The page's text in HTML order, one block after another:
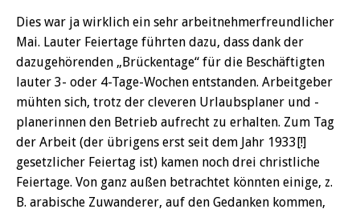
Dies war ja wirklich ein sehr arbeitnehmerfreundlicher
Mai. Lauter Feiertage führten dazu, dass dank der
dazugehörenden „Brückentage“ für die Beschäftigten
lauter 3- oder 4-Tage-Wochen entstanden. Arbeitgeber
mühten sich, trotz der cleveren Urlaubsplaner und -
planerinnen den Betrieb aufrecht zu erhalten. Zum Tag
der Arbeit (der übrigens erst seit dem Jahr 1933[!]
gesetzlicher Feiertag ist) kamen noch drei christliche
Feiertage. Von ganz außen betrachtet könnten einige, z.
B. arabische Zuwanderer, auf den Gedanken kommen,